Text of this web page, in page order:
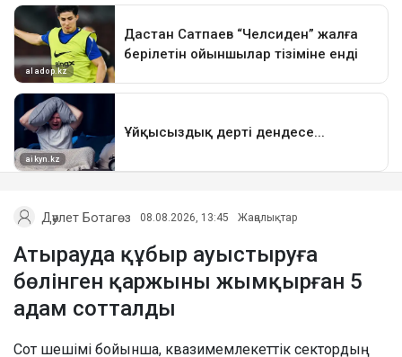
Дәулет Ботагөз 08.08.2026, 13:45 Жаңалықтар
Атырауда құбыр ауыстыруға
бөлінген қаржыны жымқырған 5
адам сотталды
Сот шешімі бойынша, квазимемлекеттік сектордың